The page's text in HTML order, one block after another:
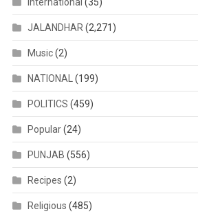
JALANDHAR (2,271)
Music(2)
NATIONAL (199)
POLITICS (459)
Popular(24)
PUNJAB (556)
Recipes (2)
Religious (485)